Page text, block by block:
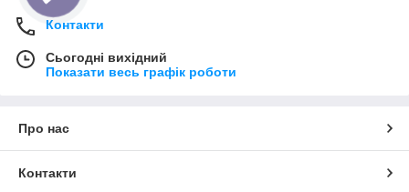
Контакти
Сьогодні вихідний
Показати весь графік роботи
Про нас
Контакти